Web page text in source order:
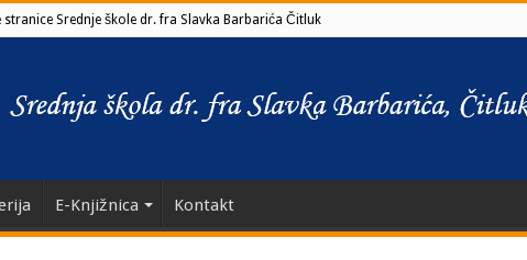
Srednje škole dr. fra Slavka Barbarića Čitluk
E-Knjižnica Kontakt